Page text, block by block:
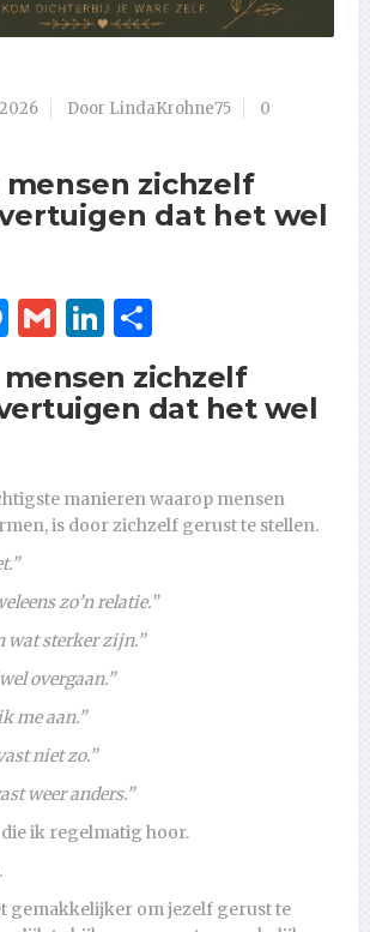
Door LindaKrohne75
0
zichzelf
dat het wel
Messenger
GmailLinkedIn
zichzelf
dat het wel
manieren waarop mensen
is door zichzelf gerust te stellen.
zo’n relatie.”
wat sterker zijn.”
overgaan.”
me aan.”
niet zo.”
weer anders.”
ik regelmatig hoor.
gemakkelijker om jezelf gerust te